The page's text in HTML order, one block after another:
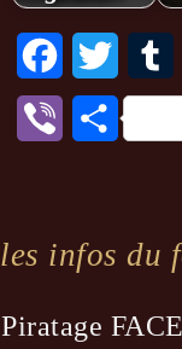
FacebookTwitter
Viber Partager
les infos du
Piratage